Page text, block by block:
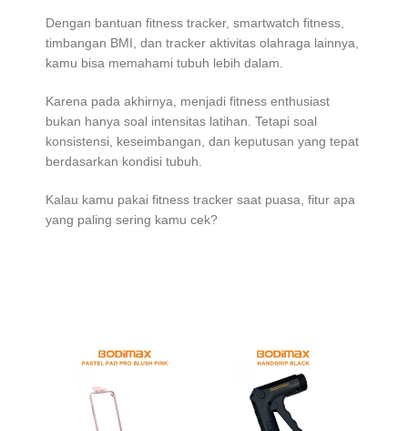
Dengan bantuan fitness tracker, smartwatch fitness,
timbangan BMI, dan tracker aktivitas olahraga lainnya,
kamu bisa memahami tubuh lebih dalam.
Karena pada akhirnya, menjadi fitness enthusiast
bukan hanya soal intensitas latihan. Tetapi soal
konsistensi, keseimbangan, dan keputusan yang tepat
berdasarkan kondisi tubuh.
Kalau kamu pakai fitness tracker saat puasa, fitur apa
yang paling sering kamu cek?